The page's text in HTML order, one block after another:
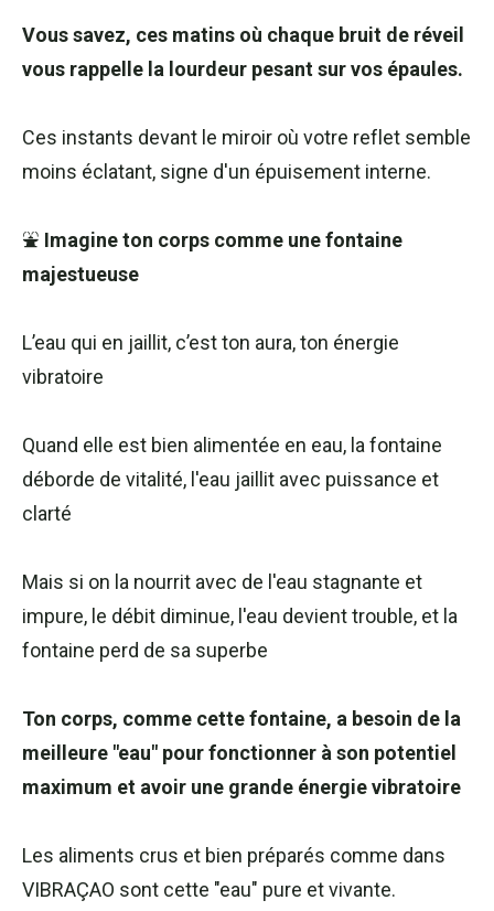
Vous savez, ces matins où chaque bruit de réveil
vous rappelle la lourdeur pesant sur vos épaules.
Ces instants devant le miroir où votre reflet semble
moins éclatant, signe d'un épuisement interne.
⛲ Imagine ton corps comme une fontaine
majestueuse
L’eau qui en jaillit, c’est ton aura, ton énergie
vibratoire
Quand elle est bien alimentée en eau, la fontaine
déborde de vitalité, l'eau jaillit avec puissance et
clarté
Mais si on la nourrit avec de l'eau stagnante et
impure, le débit diminue, l'eau devient trouble, et la
fontaine perd de sa superbe
Ton corps, comme cette fontaine, a besoin de la
meilleure "eau" pour fonctionner à son potentiel
maximum et avoir une grande énergie vibratoire
Les aliments crus et bien préparés comme dans
VIBRAÇAO sont cette "eau" pure et vivante.